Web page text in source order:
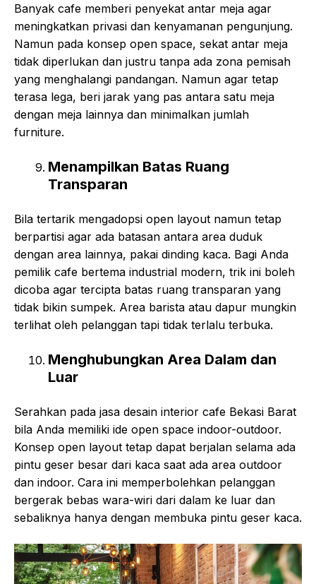
Banyak cafe memberi penyekat antar meja agar
meningkatkan privasi dan kenyamanan pengunjung.
Namun pada konsep open space, sekat antar meja
tidak diperlukan dan justru tanpa ada zona pemisah
yang menghalangi pandangan. Namun agar tetap
terasa lega, beri jarak yang pas antara satu meja
dengan meja lainnya dan minimalkan jumlah
furniture.
Menampilkan Batas Ruang
Transparan
Bila tertarik mengadopsi open layout namun tetap
berpartisi agar ada batasan antara area duduk
dengan area lainnya, pakai dinding kaca. Bagi Anda
pemilik cafe bertema industrial modern, trik ini boleh
dicoba agar tercipta batas ruang transparan yang
tidak bikin sumpek. Area barista atau dapur mungkin
terlihat oleh pelanggan tapi tidak terlalu terbuka.
Menghubungkan Area Dalam dan
Luar
Serahkan pada jasa desain interior cafe Bekasi Barat
bila Anda memiliki ide open space indoor-outdoor.
Konsep open layout tetap dapat berjalan selama ada
pintu geser besar dari kaca saat ada area outdoor
dan indoor. Cara ini memperbolehkan pelanggan
bergerak bebas wara-wiri dari dalam ke luar dan
sebaliknya hanya dengan membuka pintu geser kaca.